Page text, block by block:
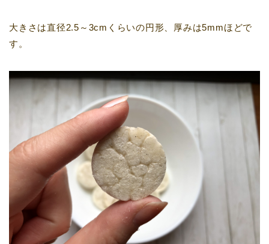
大きさは直径2.5～3cmくらいの円形、厚みは5mmほどで
す。